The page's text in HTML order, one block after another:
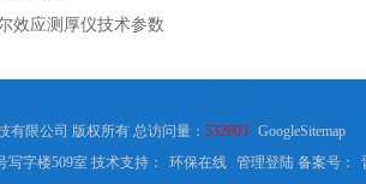
效应测厚仪技术参数
有限公司 版权所有 总访问量： 532603 GoogleSitemap
字楼509室 技术支持：
环保在线 管理登陆备案号：